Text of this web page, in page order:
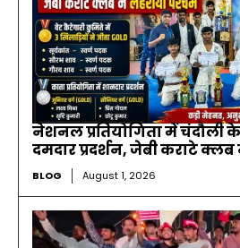
नेशनल प्रतियोगिता में चंदौली
दमदार प्रदर्शन, जेबी कराटे
BLOG August 1, 2026